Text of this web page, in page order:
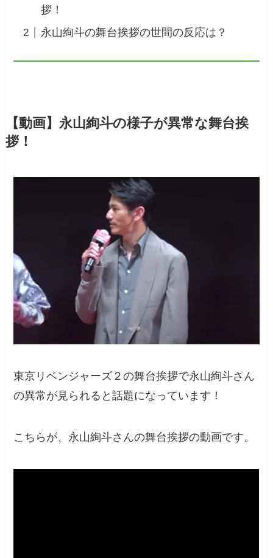
拶！
永山絢斗の舞台挨拶の世間の反応は？
【動画】永山絢斗の様子が異常な舞台挨
拶！
東京リベンジャーズ２の舞台挨拶で永山絢斗さん
の異常が見られると話題になっています！
こちらが、永山絢斗さんの舞台挨拶の動画です。